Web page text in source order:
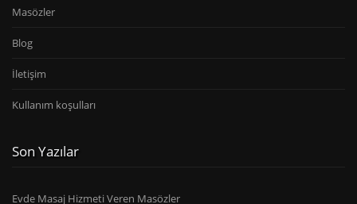
Masözler
Blog
İletişim
Kullanım koşulları
Son Yazılar
Evde Masaj Hizmeti Veren Masözler